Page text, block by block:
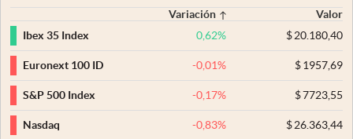
Variación
Valor
Ibex 35 Index
0,62% $20.180,40
Euronext 100 ID -0,01% $1957,69
S&P 500 Index -0,17% $7723,55
Nasdaq -0,83% $26.363,44